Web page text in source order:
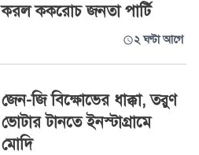
করল ককরোচ জনতা পার্টি
২ ঘণ্টা আগে
জেন-জি বিক্ষোভের ধাক্কা, তরুণ
ভোটার টানতে ইনস্টাগ্রামে
মোদি